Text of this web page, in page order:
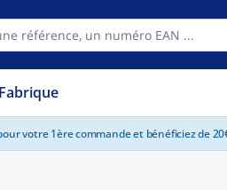
votre 1ère commande et bénéficiez de